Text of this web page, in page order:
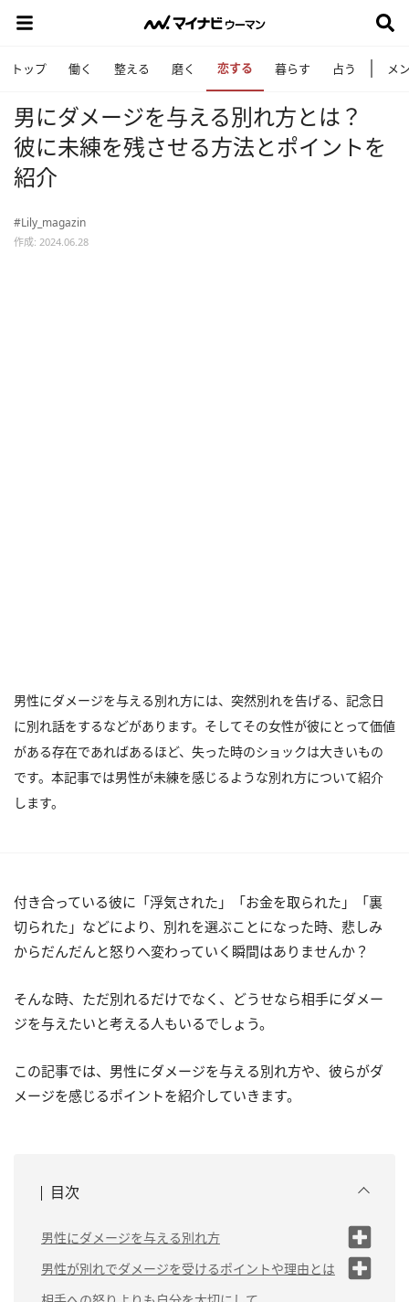
トップ 働く 整える 磨く 恋する 暮らす 占う メ
男にダメージを与える別れ方とは？
彼に未練を残させる方法とポイントを
紹介
#Lily_magazin
作成: 2024.06.28
男性にダメージを与える別れ方には、突然別れを告げる、記念日
に別れ話をするなどがあります。そしてその女性が彼にとって価値
がある存在であればあるほど、失った時のショックは大きいもの
です。本記事では男性が未練を感じるような別れ方について紹介
します。
付き合っている彼に「浮気された」「お金を取られた」「裏
切られた」などにより、別れを選ぶことになった時、悲しみ
からだんだんと怒りへ変わっていく瞬間はありませんか？
そんな時、ただ別れるだけでなく、どうせなら相手にダメー
ジを与えたいと考える人もいるでしょう。
この記事では、男性にダメージを与える別れ方や、彼らがダ
メージを感じるポイントを紹介していきます。
目次
男性にダメージを与える別れ方
（１）一方的に自分の思いだけを伝
える
男性が別れでダメージを受けるポイントや理由とは
（１）彼にとって「いい女」だったと思わせる